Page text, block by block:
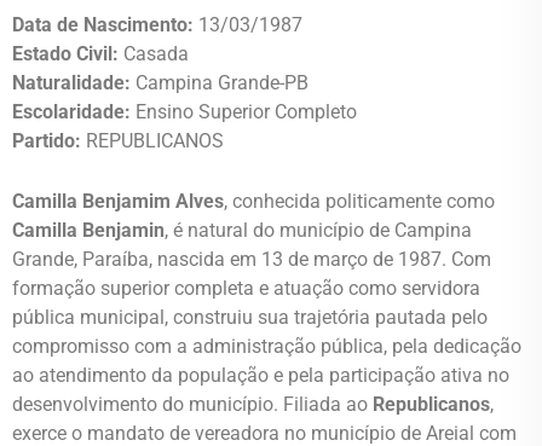
Data de Nascimento: 13/03/1987
Estado Civil: Casada
Naturalidade: Campina Grande-PB
Escolaridade: Ensino Superior Completo
Partido: REPUBLICANOS
Camilla Benjamim Alves, conhecida politicamente como
Camilla Benjamin, é natural do município de Campina
Grande, Paraíba, nascida em 13 de março de 1987. Com
formação superior completa e atuação como servidora
pública municipal, construiu sua trajetória pautada pelo
compromisso com a administração pública, pela dedicação
ao atendimento da população e pela participação ativa no
desenvolvimento do município. Filiada ao Republicanos,
exerce o mandato de vereadora no município de Areial com